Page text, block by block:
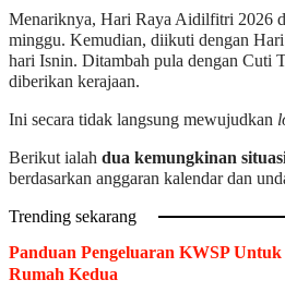
Menariknya, Hari Raya Aidilfitri 2026
minggu. Kemudian, diikuti dengan
hari Isnin. Ditambah pula dengan Cuti
diberikan kerajaan.
Ini secara tidak langsung mewujudkan
Berikut ialah dua kemungkinan
berdasarkan anggaran kalendar dan
Trending sekarang
Panduan Pengeluaran KWSP
Rumah Kedua